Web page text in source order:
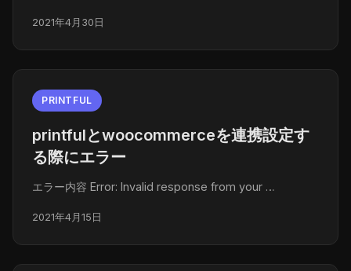
2021年4月30日
PRINTFUL
printfulとwoocommerceを連携設定す
る際にエラー
エラー内容 Error: Invalid response from your …
2021年4月15日